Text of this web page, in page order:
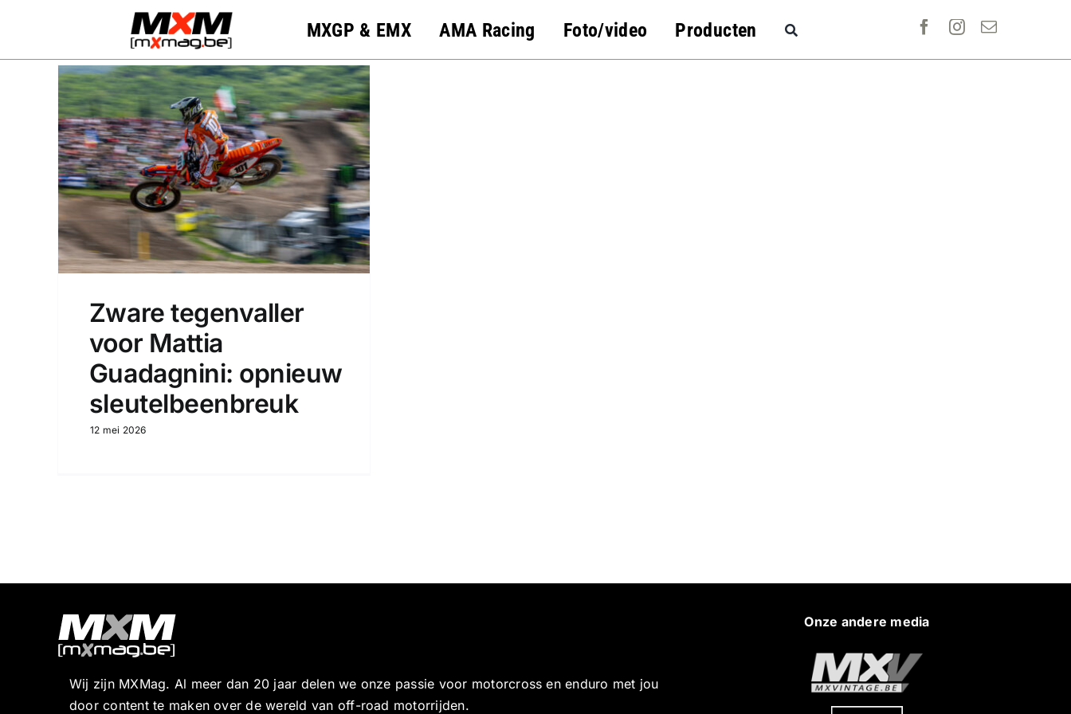
MXGP & EMX AMA Racing Foto/video Producten
Zware tegenvaller
voor Mattia
Guadagnini: opnieuw
sleutelbeenbreuk
12 mei 2026
Wij zijn MXMag. Al meer dan 20 jaar delen we onze passie voor motorcross en enduro met jou
door content te maken over de wereld van off-road motorrijden.
Onze andere media